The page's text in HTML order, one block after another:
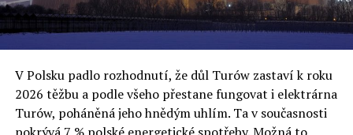
uvěří a nebudou se ptát na podrobnosti,“ řekl Rafał
Ziemkiewicz, redaktor týdeníku Do Rzeczy a ironicky
dodal: „Když se nynějšímu vedení státního hřebčince
podařilo prodat na aukci 10 plemenných koní za 600
000 euro, bylo to provládními médii oslavované jako
velký úspěch. Za vlády PiS se 14 koní prodalo za 2,5
milionu euro, což bylo stejnou mediální partou
V Polsku padlo rozhodnutí, že důl Turów zastaví k roku
2026 těžbu a podle všeho přestane fungovat i elektrárna
Turów, poháněná jeho hnědým uhlím. Ta v současnosti